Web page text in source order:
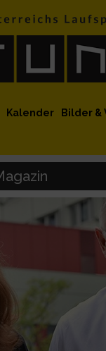
Kalender Bilder &